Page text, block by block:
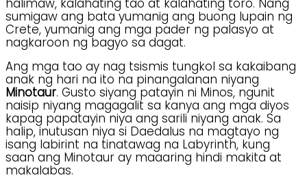
sumigaw ang bata yumanig ang buong lupain ng
Crete, yumanig ang mga pader ng palasyo at
nagkaroon ng bagyo sa dagat.
Ang mga tao ay nag tsismis tungkol sa kakaibang
anak ng hari na ito na pinangalanan niyang
Minotaur. Gusto siyang patayin ni Minos, ngunit
naisip niyang magagalit sa kanya ang mga diyos
kapag papatayin niya ang sarili niyang anak. Sa
halip, inutusan niya si Daedalus na magtayo ng
isang labirint na tinatawag na Labyrinth, kung
saan ang Minotaur ay maaaring hindi makita at
makalabas.